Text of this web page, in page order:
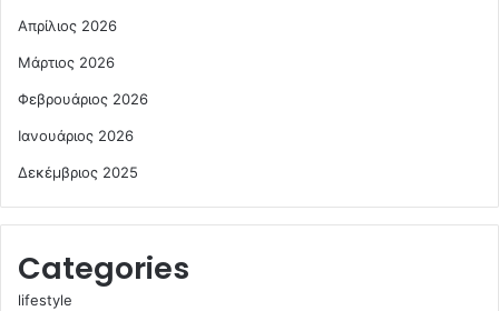
Απρίλιος 2026
Μάρτιος 2026
Φεβρουάριος 2026
Ιανουάριος 2026
Δεκέμβριος 2025
Categories
lifestyle